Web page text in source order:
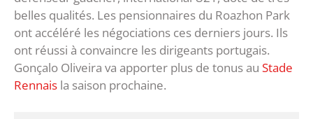
belles qualités. Les pensionnaires du Roazhon Park
ont accéléré les négociations ces derniers jours. Ils
ont réussi à convaincre les dirigeants portugais.
Gonçalo Oliveira va apporter plus de tonus au Stade
Rennais la saison prochaine.